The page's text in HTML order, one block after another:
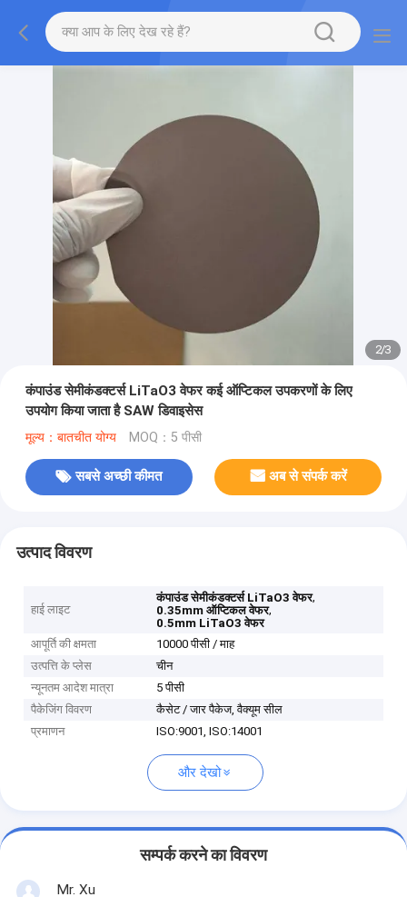
2/3
कंपाउंड सेमीकंडक्टर्स LiTaO3 वेफर कई ऑप्टिकल उपकरणों के लिए
उपयोग किया जाता है SAW डिवाइसेस
मूल्य：बातचीत योग्य MOQ：5 पीसी
सबसे अच्छी कीमत अब से संपर्क करें
उत्पाद विवरण
हाई लाइट
कंपाउंड सेमीकंडक्टर्स LiTaO3 वेफर,
0.35mm ऑप्टिकल वेफर,
0.5mm LiTaO3 वेफर
आपूर्ति की क्षमता
10000 पीसी / माह
उत्पत्ति के प्लेस
चीन
न्यूनतम आदेश मात्रा
5 पीसी
पैकेजिंग विवरण
कैसेट / जार पैकेज, वैक्यूम सील
प्रमाणन
ISO:9001, ISO:14001
और देखो
सम्पर्क करने का विवरण
Mr. Xu